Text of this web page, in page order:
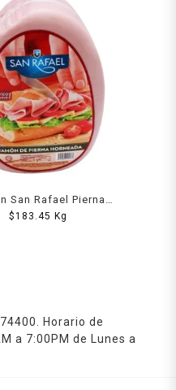
San Rafael Pierna
1000 Grs
$183.45 Kg
Horario de
a 7:00PM de Lunes a